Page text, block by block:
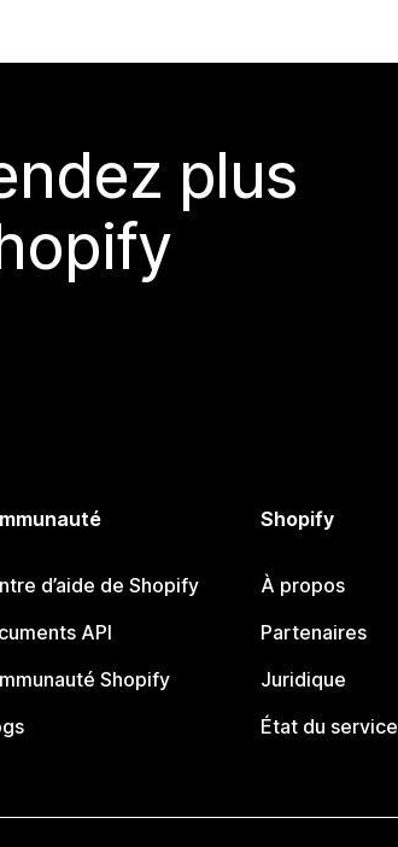
plus
d’aide de Shopify
API
Shopify
Shopify
À propos
Partenaires
Juridique
État du service